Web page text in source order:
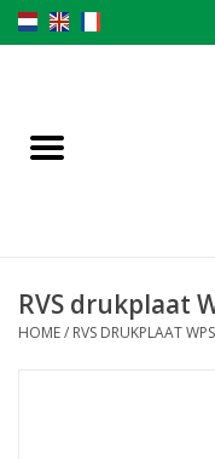
Originele VLB messen
RVS drukplaat
HOME/ RVS DRUKPLAAT WPS